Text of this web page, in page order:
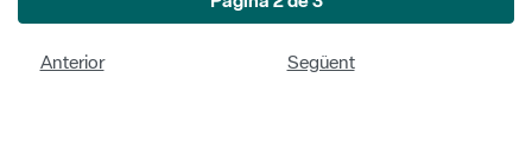
Anterior Següent